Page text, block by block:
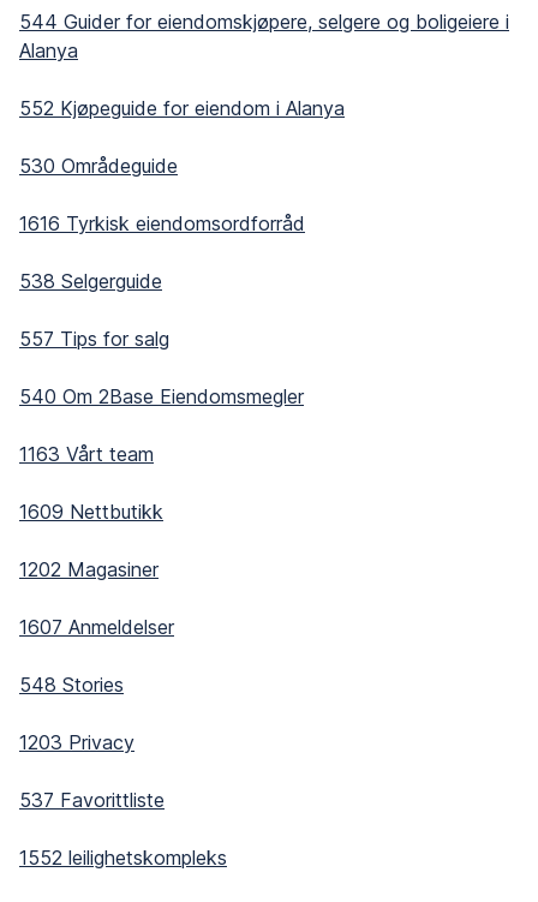
544 Guider for eiendomskjøpere, selgere og boligeiere i
Alanya
552 Kjøpeguide for eiendom i Alanya
530 Områdeguide
1616 Tyrkisk eiendomsordforråd
538 Selgerguide
557 Tips for salg
540 Om 2Base Eiendomsmegler
1163 Vårt team
1609 Nettbutikk
1202 Magasiner
1607 Anmeldelser
548 Stories
1203 Privacy
537 Favorittliste
1552 leilighetskompleks